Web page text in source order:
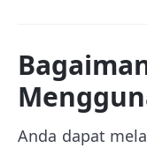
Anda dapat